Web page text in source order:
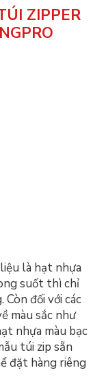
ZIPPER
là hạt nhựa
suốt thì chỉ
đối với các
màu sắc như
nhựa màu bạc
túi zip sẵn
đặt hàng riêng